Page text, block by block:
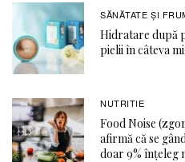
SĂNĂTATE ŞI
Hidratare după
pielii în câteva
NUTRITIE
Food Noise
afirmă că se
doar 9% înțeleg